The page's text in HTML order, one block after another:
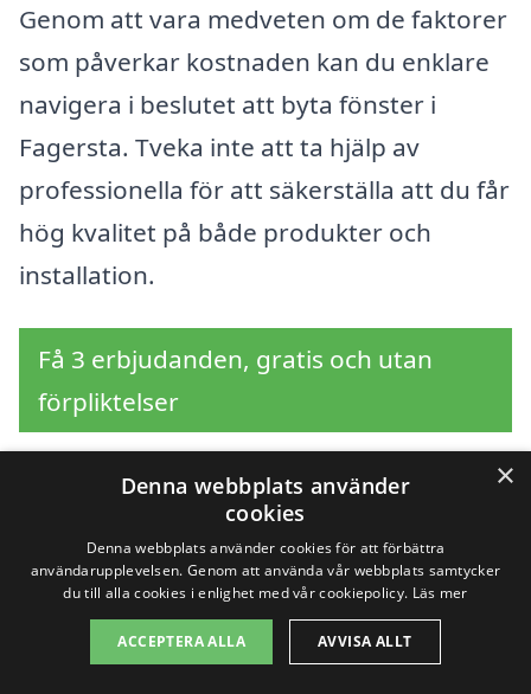
Genom att vara medveten om de faktorer
som påverkar kostnaden kan du enklare
navigera i beslutet att byta fönster i
Fagersta. Tveka inte att ta hjälp av
professionella för att säkerställa att du får
hög kvalitet på både produkter och
installation.
Få 3 erbjudanden, gratis och utan
förpliktelser
Sök efter en
professionell för byta
fönster i andra städer
×
Denna webbplats använder
cookies
Denna webbplats använder cookies för att förbättra
användarupplevelsen. Genom att använda vår webbplats samtycker
du till alla cookies i enlighet med vår cookiepolicy. Läs mer
ACCEPTERA ALLA AVVISA ALLT